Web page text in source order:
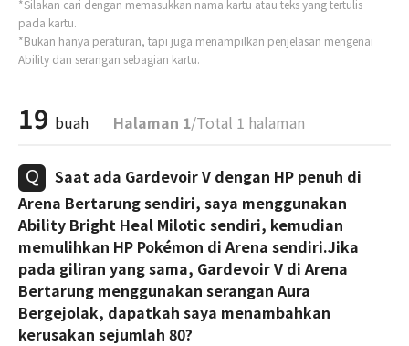
*Silakan cari dengan memasukkan nama kartu atau teks yang tertulis
pada kartu.
*Bukan hanya peraturan, tapi juga menampilkan penjelasan mengenai
Ability dan serangan sebagian kartu.
19 buah Halaman 1/Total 1 halaman
Saat ada Gardevoir V dengan HP penuh di
Arena Bertarung sendiri, saya menggunakan
Ability Bright Heal Milotic sendiri, kemudian
memulihkan HP Pokémon di Arena sendiri.Jika
pada giliran yang sama, Gardevoir V di Arena
Bertarung menggunakan serangan Aura
Bergejolak, dapatkah saya menambahkan
kerusakan sejumlah 80?